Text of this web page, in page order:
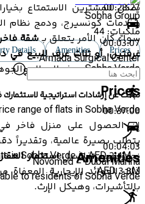
يمكن للمشترين الاستمتاع
وخدمات كونسيرج، ودمج نظام
سواء كان الأمر يتعلق بـشقة
غرفتين، أو ثلاث غرف للبيع في
Sobha Verde يوفر الجمال والجوهر معاً.
تبحث عن إرشادات استراتيجية
إن الحصول على منزل فاخر في
يتطلب بصيرة عالمية، وتقديراً
نحن نفهم تفاصيلاستثمار
ذلك العوائد الإيجارية
بالتأشيرات، وهيكل الإرث.
00:28:27
00:03:07
Armada Surgical Center
00:37:00
00:04:03
Novomed - Dubai Marina
Sobha Group
ملكيات:44
Prices
Amenities
Details
Prices
range of flats in Sobha Verde?
in Sobha Verde is AED 2.4M –
AED 3.8M
Amenities
to residents of Sobha Verde?